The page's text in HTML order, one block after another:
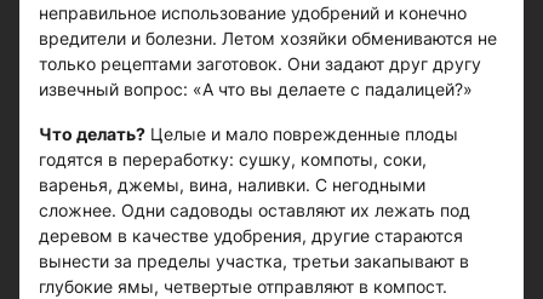
неправильное использование удобрений и конечно
вредители и болезни. Летом хозяйки обмениваются не
только рецептами заготовок. Они задают друг другу
извечный вопрос: «А что вы делаете с падалицей?»
Что делать? Целые и мало поврежденные плоды
годятся в переработку: сушку, компоты, соки,
варенья, джемы, вина, наливки. С негодными
сложнее. Одни садоводы оставляют их лежать под
деревом в качестве удобрения, другие стараются
вынести за пределы участка, третьи закапывают в
глубокие ямы, четвертые отправляют в компост.